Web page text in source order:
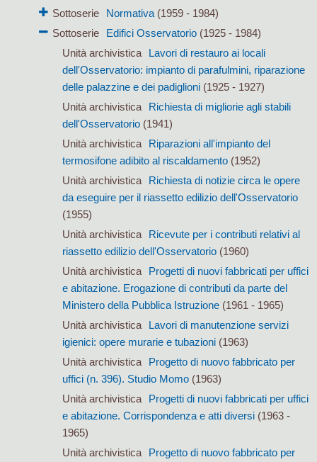
Sottoserie
Normativa (1959 - 1984)
Sottoserie
Edifici Osservatorio (1925 - 1984)
Unità archivistica
Lavori di restauro ai locali
dell'Osservatorio: impianto di parafulmini, riparazione
delle palazzine e dei padiglioni(1925 - 1927)
Unità archivistica
Richiesta di migliorie agli stabili
dell'Osservatorio(1941)
Unità archivistica
Riparazioni all'impianto del
termosifone adibito al riscaldamento(1952)
Unità archivistica
Richiesta di notizie circa le opere
da eseguire per il riassetto edilizio dell'Osservatorio
(1955)
Unità archivistica
Ricevute per i contributi relativi al
riassetto edilizio dell'Osservatorio(1960)
Unità archivistica
Progetti di nuovi fabbricati per uffici
e abitazione. Erogazione di contributi da parte del
Ministero della Pubblica Istruzione(1961 - 1965)
Unità archivistica
Lavori di manutenzione servizi
igienici: opere murarie e tubazioni(1963)
Unità archivistica
Progetto di nuovo fabbricato per
uffici (n. 396). Studio Momo(1963)
Unità archivistica
Progetti di nuovi fabbricati per uffici
e abitazione. Corrispondenza e atti diversi(1963 -
1965)
Unità archivistica
Progetto di nuovo fabbricato per